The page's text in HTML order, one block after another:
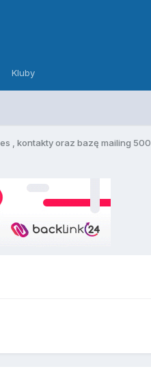
Kluby
, kontakty oraz bazę mailing 500